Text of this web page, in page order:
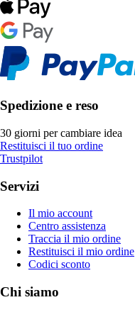
Spedizione e reso
30 giorni per cambiare idea
Restituisci il tuo ordine
Trustpilot
Servizi
Il mio account
Centro assistenza
Traccia il mio ordine
Restituisci il mio ordine
Codici sconto
Chi siamo